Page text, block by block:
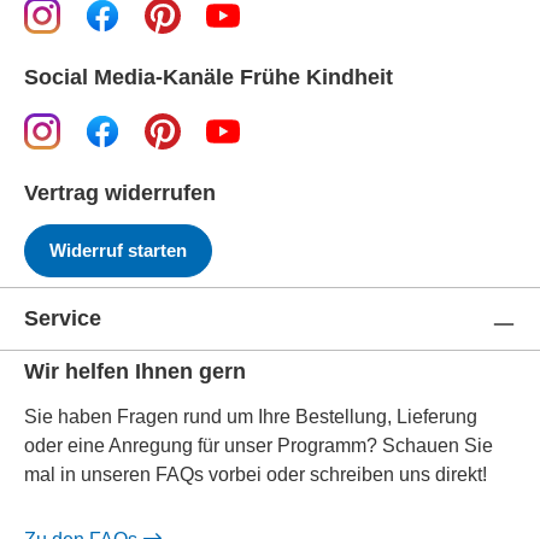
Social Media-Kanäle Frühe Kindheit
Vertrag widerrufen
Widerruf starten
Service
Wir helfen Ihnen gern
Sie haben Fragen rund um Ihre Bestellung, Lieferung
oder eine Anregung für unser Programm? Schauen Sie
mal in unseren FAQs vorbei oder schreiben uns direkt!